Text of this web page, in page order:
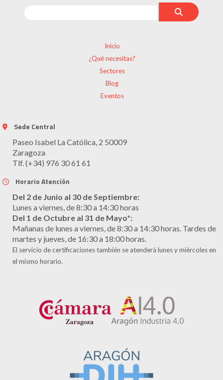
Inicio
¿Qué necesitas?
Sectores
Blog
Eventos
Sede Central
Paseo Isabel La Católica, 2 50009
Zaragoza
Tlf. (+34) 976 30 61 61
Horario Atención
Del 2 de Junio al 30 de Septiembre:
Lunes a viernes, de 8:30 a 14:30 horas
Del 1 de Octubre al 31 de Mayo*:
Mañanas de lunes a viernes, de 8:30 a 14:30 horas. Tardes de
martes y jueves, de 16:30 a 18:00 horas.
El servicio de certificaciones también se atenderá lunes y miércoles en
el mismo horario.